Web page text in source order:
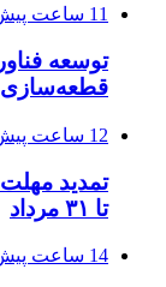
11 ساعت پیش
توسعه
12 ساعت پیش
تا ۳۱ مرداد
14 ساعت پیش